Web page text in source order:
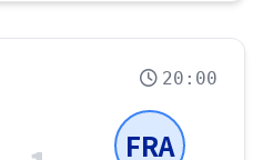
20:00
FRA